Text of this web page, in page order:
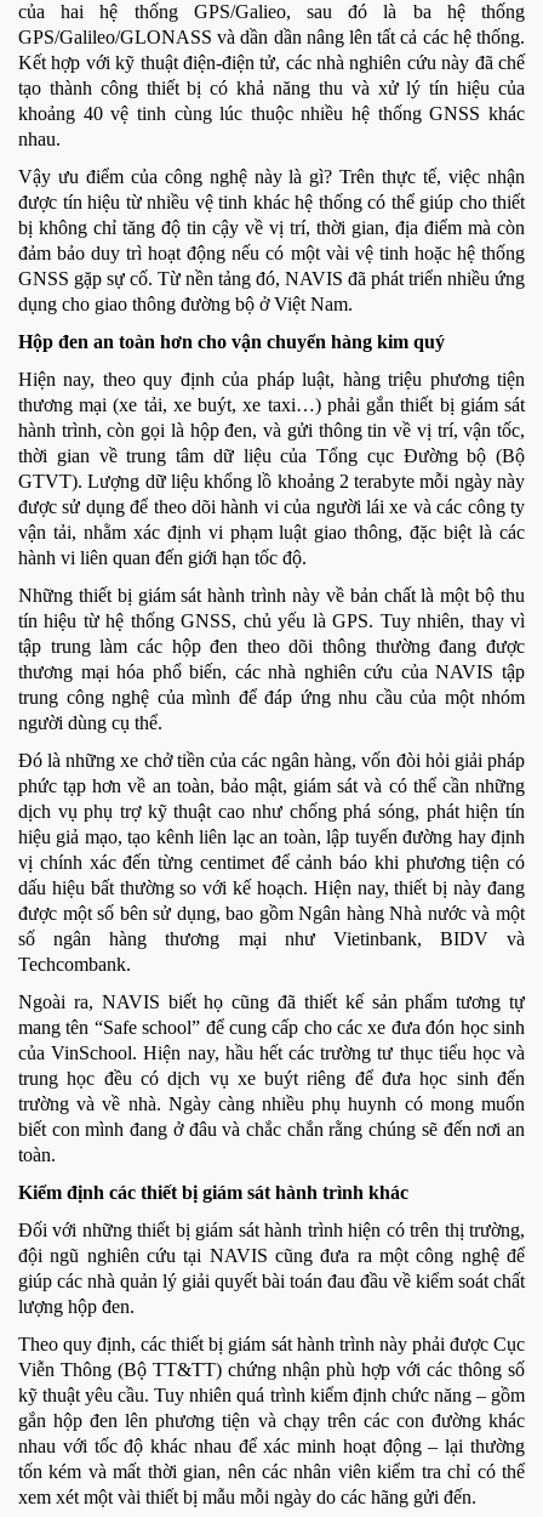
của hai hệ thống GPS/Galieo, sau đó là ba hệ thống
GPS/Galileo/GLONASS và dần dần nâng lên tất cả các hệ thống.
Kết hợp với kỹ thuật điện-điện tử, các nhà nghiên cứu này đã chế
tạo thành công thiết bị có khả năng thu và xử lý tín hiệu của
khoảng 40 vệ tinh cùng lúc thuộc nhiều hệ thống GNSS khác
nhau.
Vậy ưu điểm của công nghệ này là gì? Trên thực tế, việc nhận
được tín hiệu từ nhiều vệ tinh khác hệ thống có thể giúp cho thiết
bị không chỉ tăng độ tin cậy về vị trí, thời gian, địa điểm mà còn
đảm bảo duy trì hoạt động nếu có một vài vệ tinh hoặc hệ thống
GNSS gặp sự cố. Từ nền tảng đó, NAVIS đã phát triển nhiều ứng
dụng cho giao thông đường bộ ở Việt Nam.
Hộp đen an toàn hơn cho vận chuyển hàng kim quý
Hiện nay, theo quy định của pháp luật, hàng triệu phương tiện
thương mại (xe tải, xe buýt, xe taxi…) phải gắn thiết bị giám sát
hành trình, còn gọi là hộp đen, và gửi thông tin về vị trí, vận tốc,
thời gian về trung tâm dữ liệu của Tổng cục Đường bộ (Bộ
GTVT). Lượng dữ liệu khổng lồ khoảng 2 terabyte mỗi ngày này
được sử dụng để theo dõi hành vi của người lái xe và các công ty
vận tải, nhằm xác định vi phạm luật giao thông, đặc biệt là các
hành vi liên quan đến giới hạn tốc độ.
Những thiết bị giám sát hành trình này về bản chất là một bộ thu
tín hiệu từ hệ thống GNSS, chủ yếu là GPS. Tuy nhiên, thay vì
tập trung làm các hộp đen theo dõi thông thường đang được
thương mại hóa phổ biến, các nhà nghiên cứu của NAVIS tập
trung công nghệ của mình để đáp ứng nhu cầu của một nhóm
người dùng cụ thể.
Đó là những xe chở tiền của các ngân hàng, vốn đòi hỏi giải pháp
phức tạp hơn về an toàn, bảo mật, giám sát và có thể cần những
dịch vụ phụ trợ kỹ thuật cao như chống phá sóng, phát hiện tín
hiệu giả mạo, tạo kênh liên lạc an toàn, lập tuyến đường hay định
vị chính xác đến từng centimet để cảnh báo khi phương tiện có
dấu hiệu bất thường so với kế hoạch. Hiện nay, thiết bị này đang
được một số bên sử dụng, bao gồm Ngân hàng Nhà nước và một
số ngân hàng thương mại như Vietinbank, BIDV và
Techcombank.
Ngoài ra, NAVIS biết họ cũng đã thiết kế sản phẩm tương tự
mang tên “Safe school” để cung cấp cho các xe đưa đón học sinh
của VinSchool. Hiện nay, hầu hết các trường tư thục tiểu học và
trung học đều có dịch vụ xe buýt riêng để đưa học sinh đến
trường và về nhà. Ngày càng nhiều phụ huynh có mong muốn
biết con mình đang ở đâu và chắc chắn rằng chúng sẽ đến nơi an
toàn.
Kiểm định các thiết bị giám sát hành trình khác
Đối với những thiết bị giám sát hành trình hiện có trên thị trường,
đội ngũ nghiên cứu tại NAVIS cũng đưa ra một công nghệ để
giúp các nhà quản lý giải quyết bài toán đau đầu về kiểm soát chất
lượng hộp đen.
Theo quy định, các thiết bị giám sát hành trình này phải được Cục
Viễn Thông (Bộ TT&TT) chứng nhận phù hợp với các thông số
kỹ thuật yêu cầu. Tuy nhiên quá trình kiểm định chức năng – gồm
gắn hộp đen lên phương tiện và chạy trên các con đường khác
nhau với tốc độ khác nhau để xác minh hoạt động – lại thường
tốn kém và mất thời gian, nên các nhân viên kiểm tra chỉ có thể
xem xét một vài thiết bị mẫu mỗi ngày do các hãng gửi đến.